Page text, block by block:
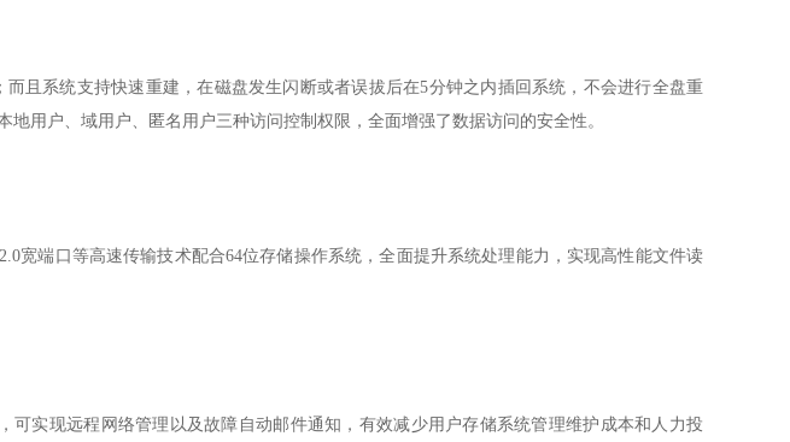
且系统支持快速重建，在磁盘发生闪断或者误拔后在5分钟之内插回系统，不会进行全盘重
地用户、域用户、匿名用户三种访问控制权限，全面增强了数据访问的安全性。
宽端口等高速传输技术配合64位存储操作系统，全面提升系统处理能力，实现高性能文件读
实现远程网络管理以及故障自动邮件通知，有效减少用户存储系统管理维护成本和人力投